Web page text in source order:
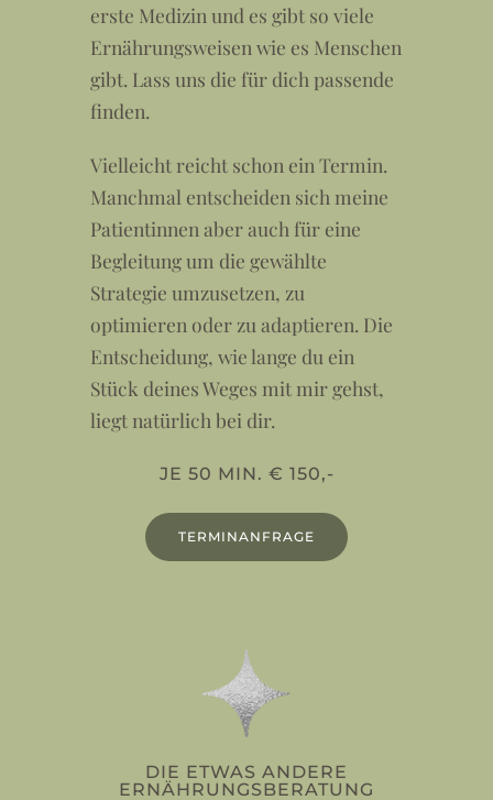
erste Medizin und es gibt so viele
Ernährungsweisen wie es Menschen
gibt. Lass uns die für dich passende
finden.
Vielleicht reicht schon ein Termin.
Manchmal entscheiden sich meine
Patientinnen aber auch für eine
Begleitung um die gewählte
Strategie umzusetzen, zu
optimieren oder zu adaptieren. Die
Entscheidung, wie lange du ein
Stück deines Weges mit mir gehst,
liegt natürlich bei dir.
JE 50 MIN. € 150,-
TERMINANFRAGE
DIE ETWAS ANDERE
ERNÄHRUNGSBERATUNG